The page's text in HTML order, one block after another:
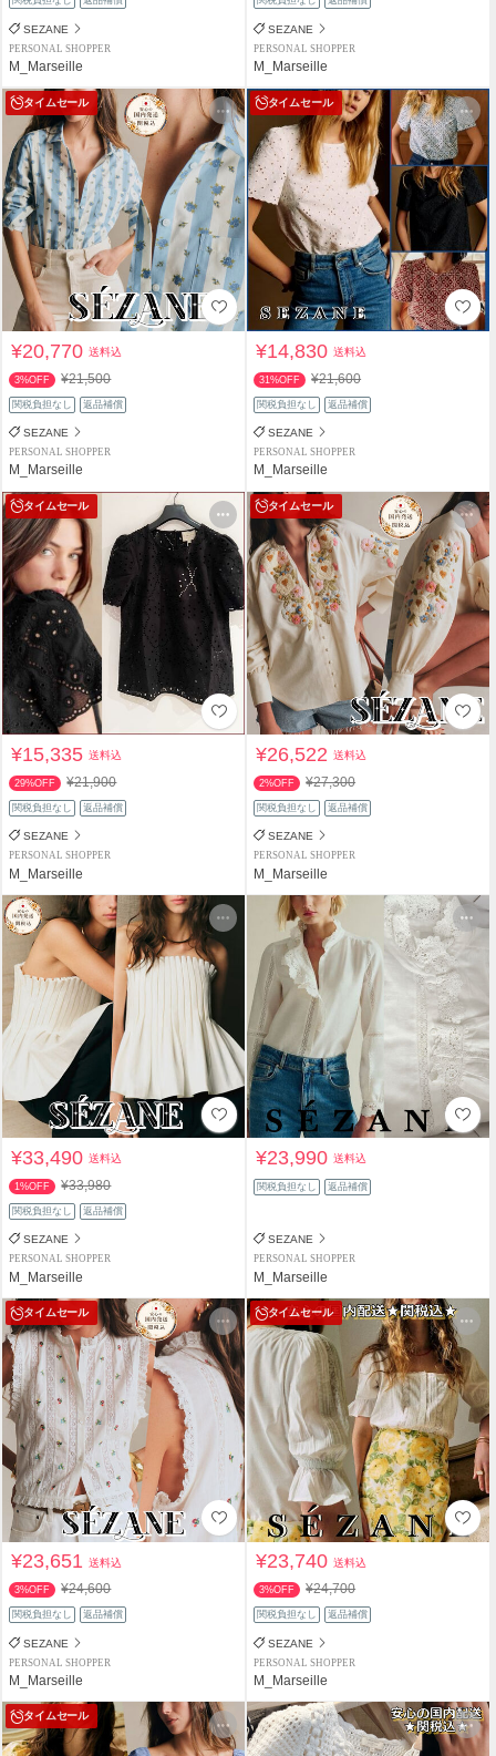
SEZANE
PERSONAL SHOPPER
M_Marseille
SEZANE
PERSONAL SHOPPER
M_Marseille
タイムセール
¥20,770送料込
3%OFF ¥21,500
関税負担なし 返品補償
SEZANE
PERSONAL SHOPPER
M_Marseille
タイムセール
¥14,830送料込
31%OFF ¥21,600
関税負担なし 返品補償
SEZANE
PERSONAL SHOPPER
M_Marseille
タイムセール
¥15,335送料込
29%OFF ¥21,900
関税負担なし 返品補償
SEZANE
PERSONAL SHOPPER
M_Marseille
タイムセール
¥26,522送料込
2%OFF ¥27,300
関税負担なし 返品補償
SEZANE
PERSONAL SHOPPER
M_Marseille
¥33,490送料込
1%OFF ¥33,980
関税負担なし 返品補償
SEZANE
PERSONAL SHOPPER
M_Marseille
¥23,990送料込
関税負担なし 返品補償
SEZANE
PERSONAL SHOPPER
M_Marseille
タイムセール
¥23,651送料込
3%OFF ¥24,600
関税負担なし 返品補償
SEZANE
PERSONAL SHOPPER
M_Marseille
タイムセール
¥23,740送料込
3%OFF ¥24,700
関税負担なし 返品補償
SEZANE
PERSONAL SHOPPER
M_Marseille
タイムセール